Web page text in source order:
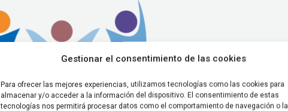
Gestionar el consentimiento de las cookies
Para ofrecer las mejores experiencias, utilizamos tecnologías como las cookies para
almacenar y/o acceder a la información del dispositivo. El consentimiento de estas
tecnologías nos permitirá procesar datos como el comportamiento de navegación o